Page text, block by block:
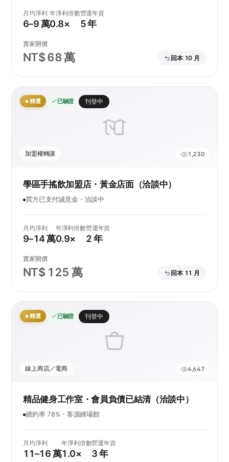
月均淨利
6–9 萬
年淨利倍數
0.8×
營運年資
5 年
賣家開價
NT$ 68 萬 回本 10 月
精選 已驗證 刊登中
加盟權轉讓 1,230
學區手搖飲加盟店・黃金店面（洽談中）
買方已支付誠意金・洽談中
月均淨利
9–14 萬
年淨利倍數
0.9×
營運年資
2 年
賣家開價
NT$ 125 萬 回本 11 月
精選 已驗證 刊登中
線上商店／電商 4,647
精品健身工作室・會員負債已結清（洽談中）
續約率 78%・客源綁場館
月均淨利
11–16 萬
年淨利倍數
1.0×
營運年資
3 年